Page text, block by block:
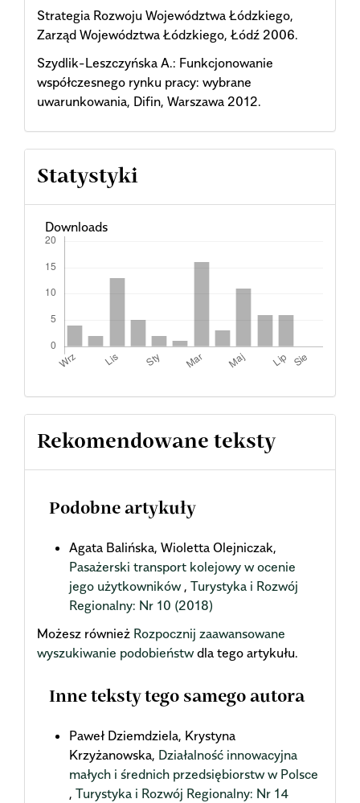
Strategia Rozwoju Województwa Łódzkiego,
Zarząd Województwa Łódzkiego, Łódź 2006.
Szydlik-Leszczyńska A.: Funkcjonowanie
współczesnego rynku pracy: wybrane
uwarunkowania, Difin, Warszawa 2012.
Statystyki
Downloads
Rekomendowane teksty
Podobne artykuły
Agata Balińska, Wioletta Olejniczak,
Pasażerski transport kolejowy w ocenie
jego użytkowników, Turystyka i Rozwój
Regionalny: Nr 10 (2018)
Możesz również Rozpocznij zaawansowane
wyszukiwanie podobieństwdla tego artykułu.
Inne teksty tego samego autora
Paweł Dziemdziela, Krystyna
Krzyżanowska, Działalność innowacyjna
małych i średnich przedsiębiorstw w Polsce
, Turystyka i Rozwój Regionalny: Nr 14